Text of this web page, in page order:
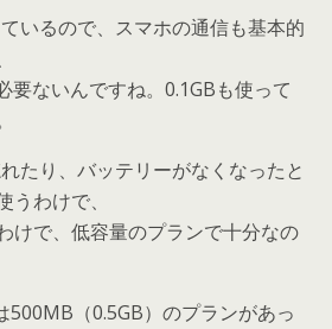
いるので、スマホの通信も基本的
要ないんですね。0.1GBも使って
たり、バッテリーがなくなったと
うわけで、
けで、低容量のプランで十分なの
500MB（0.5GB）のプランがあっ